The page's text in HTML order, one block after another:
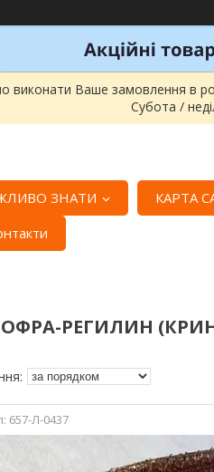
виконати Ваше замовлення в
Субота /
ЗНАТИ КАРТА
РЕГИЛИН
657-Л-0437